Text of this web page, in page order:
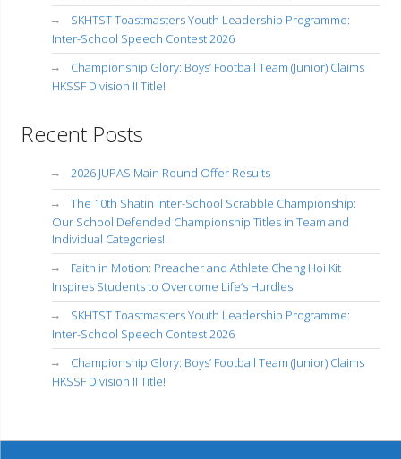
SKHTST Toastmasters Youth Leadership Programme:
Inter-School Speech Contest 2026
Championship Glory: Boys’ Football Team (Junior) Claims
HKSSF Division II Title!
Recent Posts
2026 JUPAS Main Round Offer Results
The 10th Shatin Inter-School Scrabble Championship:
Our School Defended Championship Titles in Team and
Individual Categories!
Faith in Motion: Preacher and Athlete Cheng Hoi Kit
Inspires Students to Overcome Life’s Hurdles
SKHTST Toastmasters Youth Leadership Programme:
Inter-School Speech Contest 2026
Championship Glory: Boys’ Football Team (Junior) Claims
HKSSF Division II Title!